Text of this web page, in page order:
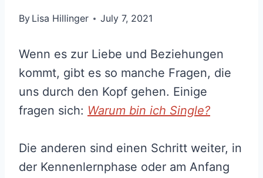
By Lisa Hillinger July 7, 2021
Wenn es zur Liebe und Beziehungen
kommt, gibt es so manche Fragen, die
uns durch den Kopf gehen. Einige
fragen sich: Warum bin ich Single?
Die anderen sind einen Schritt weiter, in
der Kennenlernphase oder am Anfang